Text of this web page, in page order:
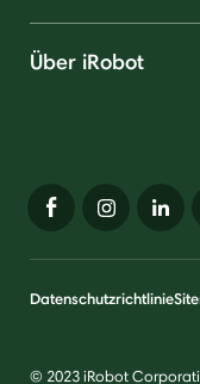
Über iRobot
Datenschutzrichtlinie
© 2023 iRobot